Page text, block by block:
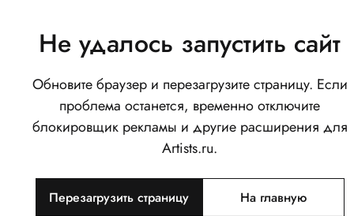
Не удалось запустить сайт
Обновите браузер и перезагрузите страницу. Если
проблема останется, временно отключите
блокировщик рекламы и другие расширения для
Artists.ru.
Перезагрузить страницу На главную